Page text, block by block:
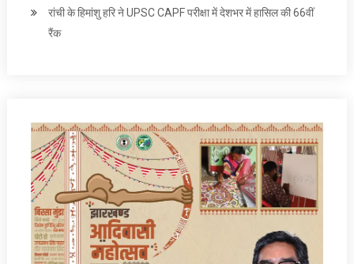
रांची के हिमांशु हरि ने UPSC CAPF परीक्षा में देशभर में हासिल की 66वीं
रैंक